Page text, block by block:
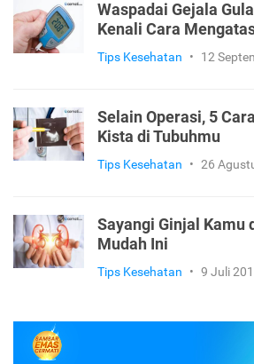
Waspadai Gejala
Kenali Cara
Tips Kesehatan • 12
Selain Operasi, 5
Kista di Tubuhmu
Tips Kesehatan • 26
Sayangi Ginjal Kamu
Mudah Ini
Tips Kesehatan • 9 Juli